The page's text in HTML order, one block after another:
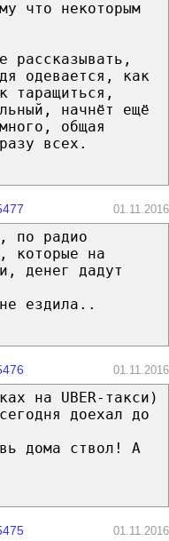
что некоторым
рассказывать,
одевается, как
таращиться,
начнёт ещё
общая
всех.
01.11.2016
по радио
которые на
денег дадут
ездила..
01.11.2016
на UBER-такси)
доехал до
дома ствол! А
01.11.2016